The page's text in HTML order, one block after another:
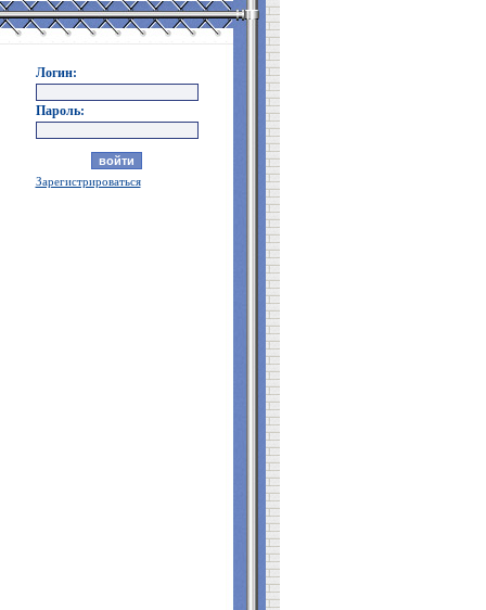
Логин:
Пароль:
Зарегистрироваться